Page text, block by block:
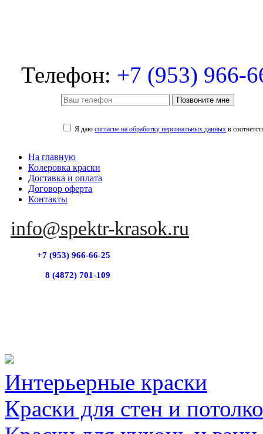
Телефон: +7 (953) 966-
Позвоните мне
Я даюсогласие на обработку персональных данных в
На главную
Колеровка краски
Доставка и оплата
Договор оферта
Контакты
info@spektr-krasok.ru
+7 (953) 966-66-25
8 (4872) 701-109
Интерьерные краски
Краски для стен и